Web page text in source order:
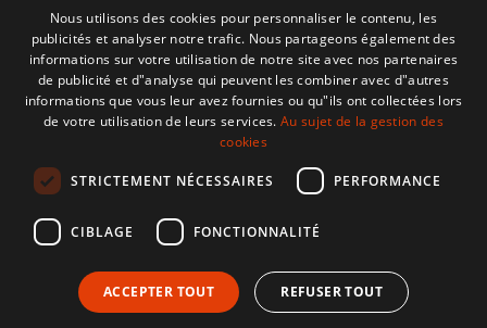
S'abonner
BASQUE
FRENCH
Nous utilisons des cookies pour personnaliser le contenu, les
publicités et analyser notre trafic. Nous partageons également des
informations sur votre utilisation de notre site avec nos partenaires
de publicité et d"analyse qui peuvent les combiner avec d"autres
informations que vous leur avez fournies ou qu"ils ont collectées lors
de votre utilisation de leurs services.Au sujet de la gestion des
cookies
STRICTEMENT NÉCESSAIRES PERFORMANCE
CIBLAGE FONCTIONNALITÉ
ACCEPTER TOUT REFUSER TOUT